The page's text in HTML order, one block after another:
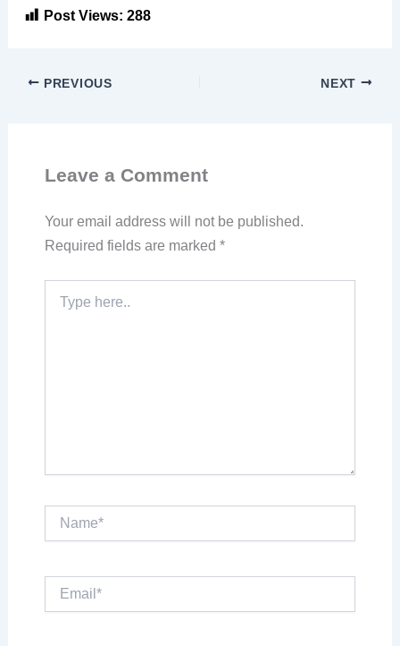
Post Views: 288
PREVIOUS NEXT
Leave a Comment
Your email address will not be published.
Required fields are marked *
here..
Name*